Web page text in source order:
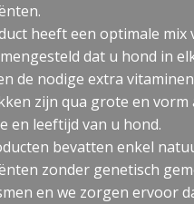
heeft een optimale mix
dat u hond in
de nodige extra
zijn qua grote en vorm
en leeftijd van u hond.
bevatten enkel
zonder genetisch
en we zorgen ervoor